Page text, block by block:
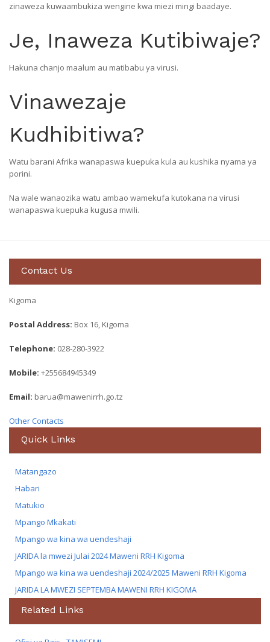
zinaweza kuwaambukiza wengine kwa miezi mingi baadaye.
Je, Inaweza Kutibiwaje?
Hakuna chanjo maalum au matibabu ya virusi.
Vinawezaje
Kudhibitiwa?
Watu barani Afrika wanapaswa kuepuka kula au kushika nyama ya
porini.
Na wale wanaozika watu ambao wamekufa kutokana na virusi
wanapaswa kuepuka kugusa mwili.
Contact Us
Kigoma
Postal Address: Box 16, Kigoma
Telephone: 028-280-3922
Mobile: +255684945349
Email: barua@mawenirrh.go.tz
Other Contacts
Quick Links
Matangazo
Habari
Matukio
Mpango Mkakati
Mpango wa kina wa uendeshaji
JARIDA la mwezi Julai 2024 Maweni RRH Kigoma
Mpango wa kina wa uendeshaji 2024/2025 Maweni RRH Kigoma
JARIDA LA MWEZI SEPTEMBA MAWENI RRH KIGOMA
Related Links